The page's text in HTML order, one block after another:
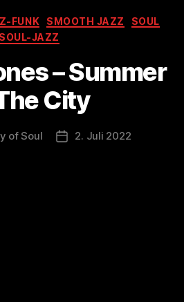
Kategorien
FUNK SMOOTH JAZZ
SOUL
SOUL-JAZZ
– Summer
City
of Soul Veröffentlichungsdatum
2. Juli 2022